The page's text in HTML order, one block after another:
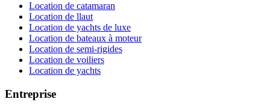
Location de catamaran
Location de llaut
Location de yachts de luxe
Location de bateaux à moteur
Location de semi-rigides
Location de voiliers
Location de yachts
Entreprise